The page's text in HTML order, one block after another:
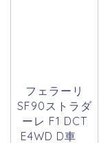
フェラーリ
SF90ストラダ
ーレ F1 DCT
E4WD D車